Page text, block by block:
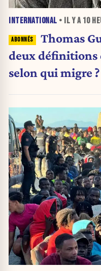
INTERNATIONAL • IL Y A 10
Thomas
deux
selon qui migre